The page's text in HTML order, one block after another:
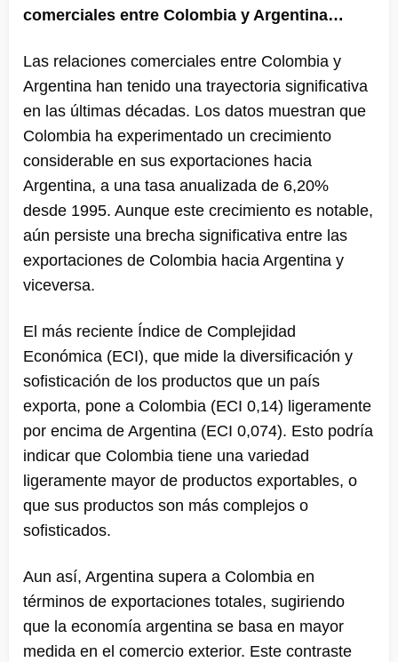
comerciales entre Colombia y Argentina…
Las relaciones comerciales entre Colombia y
Argentina han tenido una trayectoria significativa
en las últimas décadas. Los datos muestran que
Colombia ha experimentado un crecimiento
considerable en sus exportaciones hacia
Argentina, a una tasa anualizada de 6,20%
desde 1995. Aunque este crecimiento es notable,
aún persiste una brecha significativa entre las
exportaciones de Colombia hacia Argentina y
viceversa.
El más reciente Índice de Complejidad
Económica (ECI), que mide la diversificación y
sofisticación de los productos que un país
exporta, pone a Colombia (ECI 0,14) ligeramente
por encima de Argentina (ECI 0,074). Esto podría
indicar que Colombia tiene una variedad
ligeramente mayor de productos exportables, o
que sus productos son más complejos o
sofisticados.
Aun así, Argentina supera a Colombia en
términos de exportaciones totales, sugiriendo
que la economía argentina se basa en mayor
medida en el comercio exterior. Este contraste